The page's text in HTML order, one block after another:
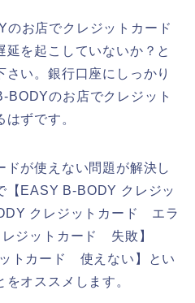
お店でクレジットカード
を起こしていないか？と
い。銀行口座にしっかり
BODYのお店でクレジット
ずです。
ドが使えない問題が解決し
【EASY B-BODY クレジッ
クレジットカード エラ
ジットカード 失敗】
トカード 使えない】とい
オススメします。